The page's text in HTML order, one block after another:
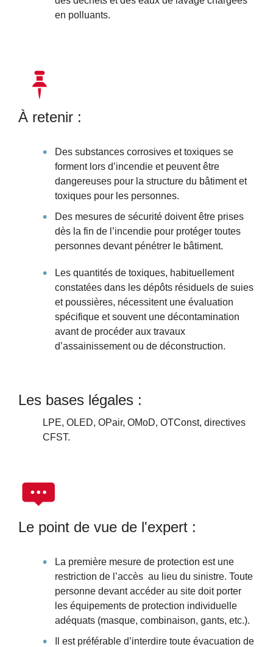
en polluants.
À retenir :
Des substances corrosives et toxiques se
forment lors d’incendie et peuvent être
dangereuses pour la structure du bâtiment et
toxiques pour les personnes.
Des mesures de sécurité doivent être prises
dès la fin de l’incendie pour protéger toutes
personnes devant pénétrer le bâtiment.
Les quantités de toxiques, habituellement
constatées dans les dépôts résiduels de suies
et poussières, nécessitent une évaluation
spécifique et souvent une décontamination
avant de procéder aux travaux
d’assainissement ou de déconstruction.
Les bases légales :
LPE, OLED, OPair, OMoD, OTConst, directives
CFST.
Le point de vue de l'expert :
La première mesure de protection est une
restriction de l’accès au lieu du sinistre. Toute
personne devant accéder au site doit porter
les équipements de protection individuelle
adéquats (masque, combinaison, gants, etc.).
Il est préférable d’interdire toute évacuation de